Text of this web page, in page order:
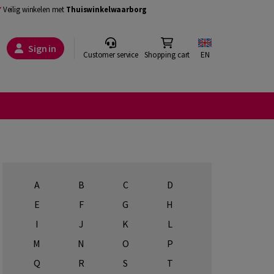
Veilig winkelen met Thuiswinkelwaarborg
Sign in Customer service Shopping cart EN
A B C
D
E
F G
H
I
J K
L
M
N O
P
Q
R S
T